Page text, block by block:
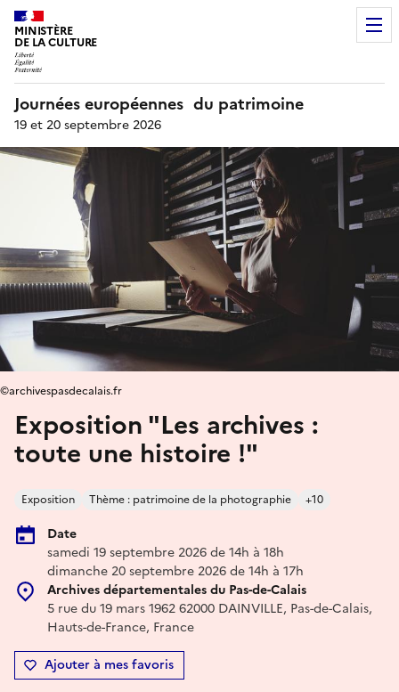
MINISTÈRE
DE LA CULTURE
Journées européennes du patrimoine
19 et 20 septembre 2026
Exposition "Les archives :
toute une histoire !"
Exposition Thème : patrimoine de la photographie +10
Date
samedi 19 septembre 2026 de 14h à 18h
dimanche 20 septembre 2026 de 14h à 17h
Archives départementales du Pas-de-Calais
5 rue du 19 mars 1962 62000 DAINVILLE, Pas-de-Calais,
Hauts-de-France, France
Ajouter à mes favoris
©archivespasdecalais.fr